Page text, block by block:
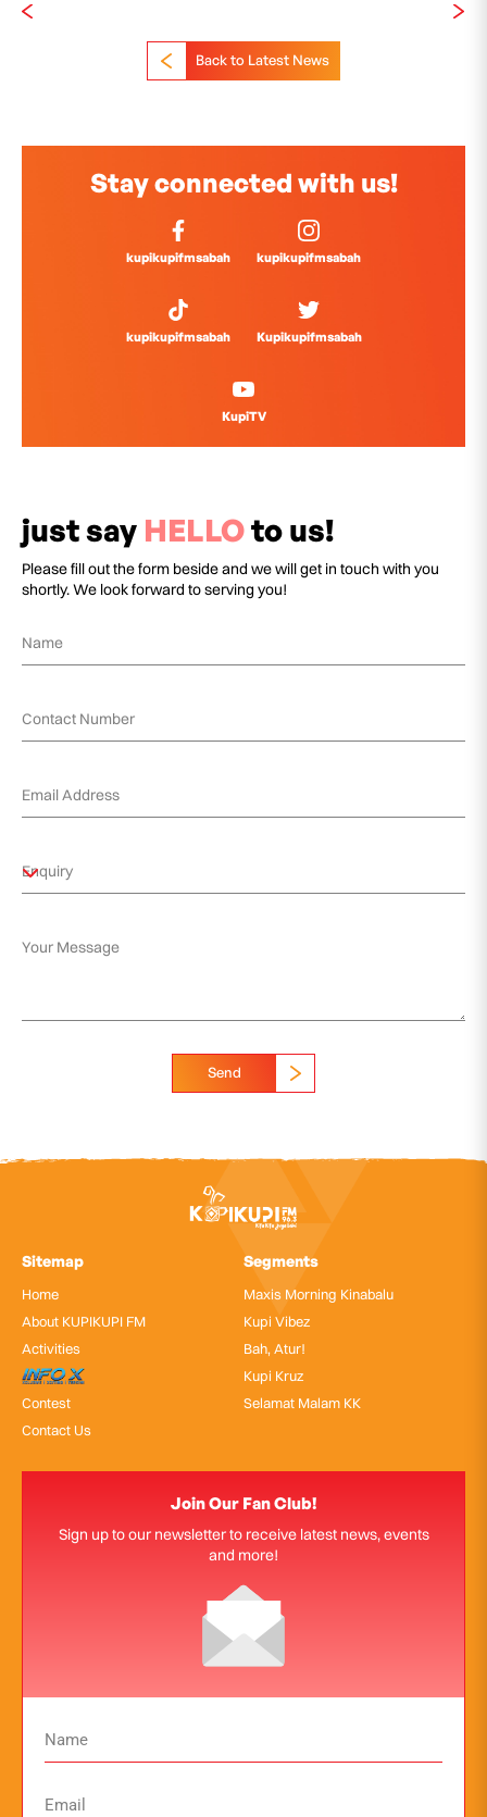
Back to Latest News
Stay connected with us!
kupikupifmsabah kupikupifmsabah
kupikupifmsabah Kupikupifmsabah
KupiTV
just say HELLOto us!
Please fill out the form beside and we will get in touch with you
shortly. We look forward to serving you!
Send
Sitemap
Home
About KUPIKUPI FM
Activities
InfoX
Contest
Contact Us
Segments
Maxis Morning Kinabalu
Kupi Vibez
Bah, Atur!
Kupi Kruz
Selamat Malam KK
Join Our Fan Club!
Sign up to our newsletter to receive latest news, events
and more!